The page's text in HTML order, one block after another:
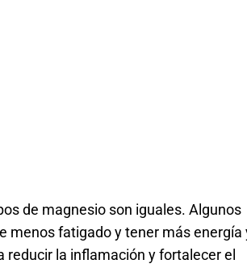
de magnesio son iguales. Algunos
menos fatigado y tener más energía
reducir la inflamación y fortalecer el